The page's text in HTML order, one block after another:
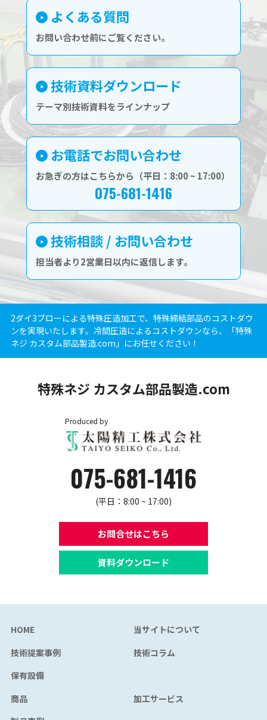
よくある質問
お問い合わせ前にご覧ください。
技術資料ダウンロード
テーマ別技術資料をラインナップ
お電話でお問い合わせ
お急ぎの方はこちらから（平日：8:00 ~ 17:00）
075-681-1416
技術相談 / お問い合わせ
担当者より2営業日以内に返信します。
2ダイ3ブローによる特殊圧造加工で、特殊締結部品のコストダウ
ンを実現いたします。冷間圧造によるコストダウンなら、「特殊
ネジ カスタム部品製造.com」にお任せください！
特殊ネジ カスタム部品製造.com
Produced by
075-681-1416
(平日：8:00 ~ 17:00)
お問合せはこちら
資料ダウンロード
HOME
当サイトについて
技術提案事例
技術コラム
保有設備
商品
加工サービス